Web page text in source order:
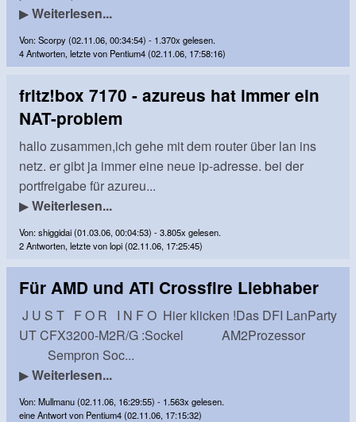
▶Weiterlesen...
Von: Scorpy (02.11.06, 00:34:54) - 1.370x gelesen.
4 Antworten, letzte von Pentium4 (02.11.06, 17:58:16)
fritz!box 7170 - azureus hat immer ein
NAT-problem
hallo zusammen,ich gehe mit dem router über lan ins
netz. er gibt ja immer eine neue ip-adresse. bei der
portfreigabe für azureu...
▶Weiterlesen...
Von: shiggidai (01.03.06, 00:04:53) - 3.805x gelesen.
2 Antworten, letzte von lopi (02.11.06, 17:25:45)
Für AMD und ATI Crossfire Liebhaber
J U S T F O R I N F O Hier klicken !Das DFI LanParty
UT CFX3200-M2R/G :Sockel AM2Prozessor
Sempron Soc...
▶Weiterlesen...
Von: Mullmanu (02.11.06, 16:29:55) - 1.563x gelesen.
eine Antwort von Pentium4 (02.11.06, 17:15:32)